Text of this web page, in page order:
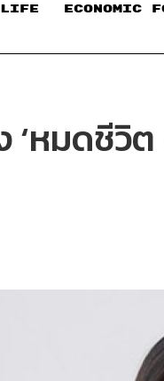
LIFE ECONOMIC
หมดชีวิต